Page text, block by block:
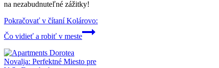
na nezabudnuteľné zážitky!
Pokračovať v čítaníKolárovo:
Čo vidieť a robiť v meste